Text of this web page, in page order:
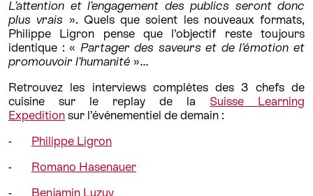
L’attention et l’engagement des publics seront donc
plus vrais ». Quels que soient les nouveaux formats,
Philippe Ligron pense que l’objectif reste toujours
identique : « Partager des saveurs et de l’émotion et
promouvoir l’humanité »…
Retrouvez les interviews complètes des 3 chefs de
cuisine sur le replay de la Suisse Learning
Expedition sur l’événementiel de demain :
- Philippe Ligron
- Romano Hasenauer
- Benjamin Luzuy